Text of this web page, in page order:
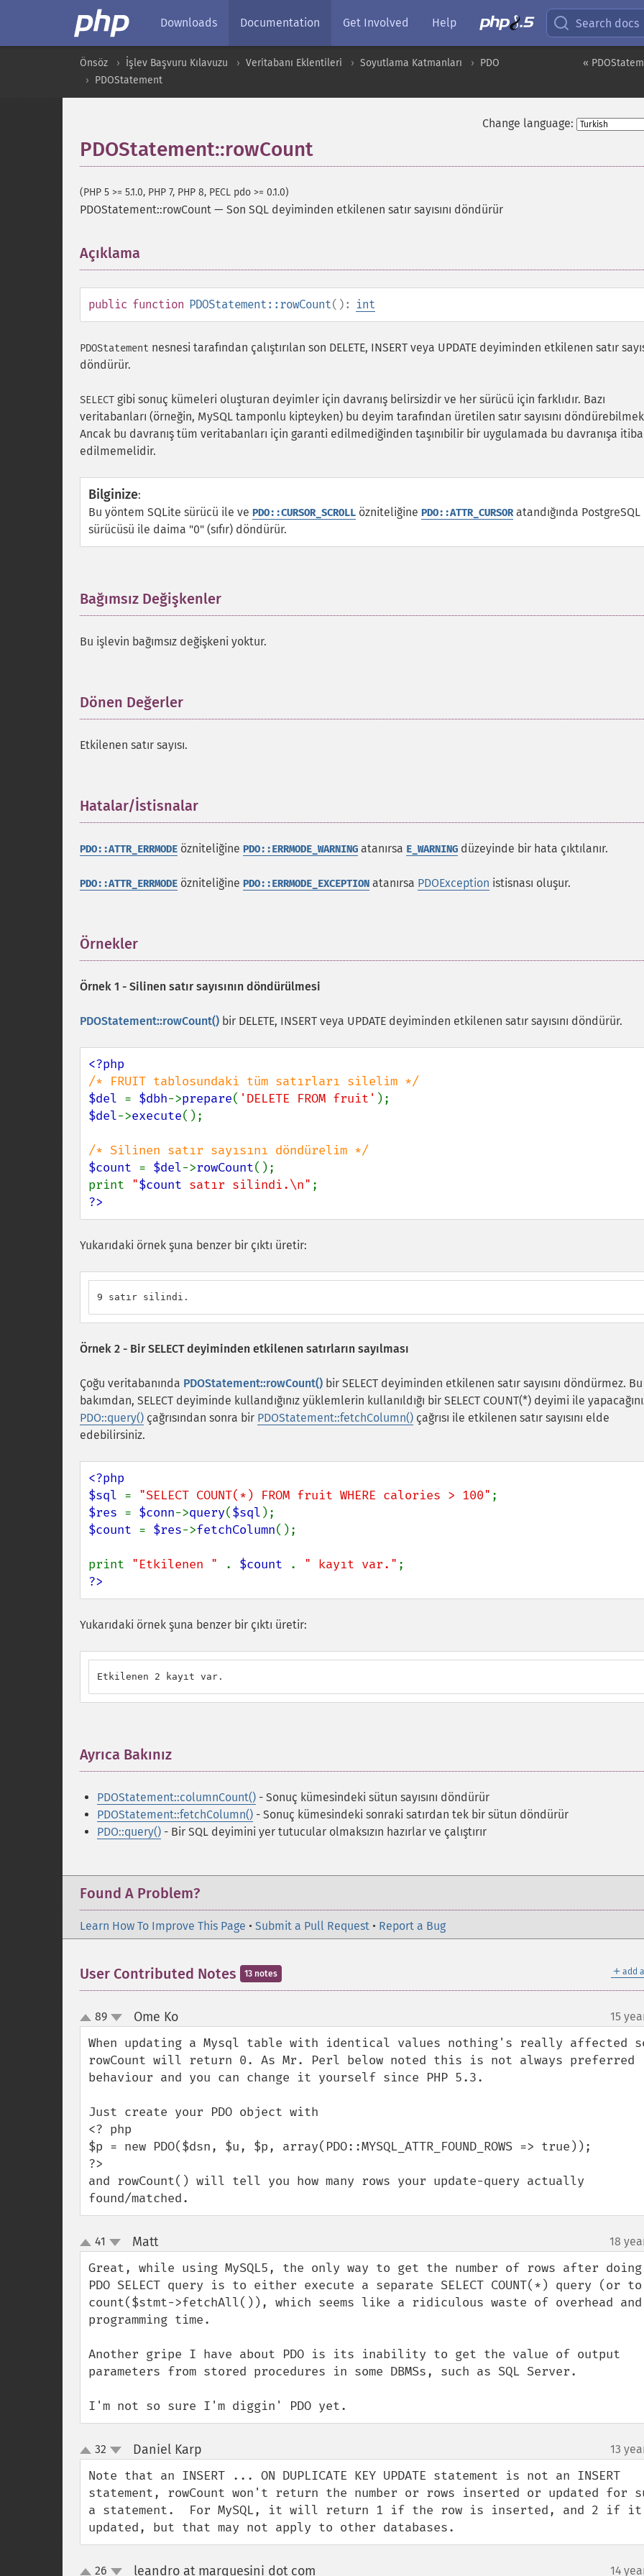
Downloads Documentation Get Involved Help Search docs
«
Önsöz İşlev Başvuru Kılavuzu Veritabanı Eklentileri Soyutlama Katmanları
PDO
PDOStatement
Change language:
PDOStatement::rowCount
(PHP 5 >= 5.1.0, PHP 7, PHP 8, PECL pdo >= 0.1.0)
PDOStatement::rowCount — Son SQL deyiminden etkilenen satır sayısını döndürür
Açıklama
public function PDOStatement::rowCount(): int
PDOStatement nesnesi tarafından çalıştırılan son DELETE, INSERT veya UPDATE deyiminden etkilenen satır
döndürür.
SELECT gibi sonuç kümeleri oluşturan deyimler için davranış belirsizdir ve her sürücü için farklıdır. Bazı
veritabanları (örneğin, MySQL tamponlu kipteyken) bu deyim tarafından üretilen satır sayısını
Ancak bu davranış tüm veritabanları için garanti edilmediğinden taşınıbilir bir uygulamada bu davranışa
edilmemelidir.
Bilginize:
Bu yöntem SQLite sürücü ile ve PDO::CURSOR_SCROLL özniteliğine PDO::ATTR_CURSORatandığında PostgreSQL
sürücüsü ile daima "0" (sıfır) döndürür.
Bağımsız Değişkenler
Bu işlevin bağımsız değişkeni yoktur.
Dönen Değerler
Etkilenen satır sayısı.
Hatalar/İstisnalar
PDO::ATTR_ERRMODE özniteliğine PDO::ERRMODE_WARNING atanırsa E_WARNING düzeyinde bir hata çıktılanır.
PDO::ATTR_ERRMODE özniteliğine PDO::ERRMODE_EXCEPTION atanırsa PDOException istisnası oluşur.
Örnekler
Örnek 1 - Silinen satır sayısının döndürülmesi
PDOStatement::rowCount() bir DELETE, INSERT veya UPDATE deyiminden etkilenen satır sayısını döndürür.
$del = $dbh->prepare( 'DELETE FROM fruit'
$del->execute();
$count = $del->rowCount();
print "$count satır silindi.\n"
?>
Yukarıdaki örnek şuna benzer bir çıktı üretir:
9 satır silindi.
Örnek 2 - Bir SELECT deyiminden etkilenen satırların sayılması
Çoğu veritabanında PDOStatement::rowCount() bir SELECT deyiminden etkilenen satır sayısını döndürmez. Bu
bakımdan, SELECT deyiminde kullandığınız yüklemlerin kullanıldığı bir SELECT COUNT(*) deyimi ile
PDO::query() çağrısından sonra bir PDOStatement::fetchColumn() çağrısı ile etkilenen satır sayısını elde
edebilirsiniz.
<?php
$sql = "SELECT COUNT(*) FROM fruit WHERE calories > 100"
$res = $conn->query($sql
$count = $res->fetchColumn();
print "Etkilenen " . $count . " kayıt var."
?>
Yukarıdaki örnek şuna benzer bir çıktı üretir:
Etkilenen 2 kayıt var.
Ayrıca Bakınız
PDOStatement::columnCount() - Sonuç kümesindeki sütun sayısını döndürür
PDOStatement::fetchColumn() - Sonuç kümesindeki sonraki satırdan tek bir sütun döndürür
PDO::query() - Bir SQL deyimini yer tutucular olmaksızın hazırlar ve çalıştırır
Found A Problem?
Learn How To Improve This Page • Submit a Pull Request • Report a Bug
＋ add
User Contributed Notes 13 notes
up
down
89 Ome Ko¶ 15
When updating a Mysql table with identical values nothing's really affected
rowCount will return 0. As Mr. Perl below noted this is not always preferred
behaviour and you can change it yourself since PHP 5.3.
Just create your PDO object with
<? php
$p = new PDO($dsn, $u, $p, array(PDO::MYSQL_ATTR_FOUND_ROWS => true));
?>
and rowCount() will tell you how many rows your update-query actually
found/matched.
up
down
41 Matt¶ 18
Great, while using MySQL5, the only way to get the number of rows after
PDO SELECT query is to either execute a separate SELECT COUNT(*) query (or
count($stmt->fetchAll()), which seems like a ridiculous waste of overhead and
programming time.
Another gripe I have about PDO is its inability to get the value of output
parameters from stored procedures in some DBMSs, such as SQL Server.
I'm not so sure I'm diggin' PDO yet.
up
down
32 Daniel Karp 13
Note that an INSERT ... ON DUPLICATE KEY UPDATE statement is not an INSERT
statement, rowCount won't return the number or rows inserted or updated for
a statement.  For MySQL, it will return 1 if the row is inserted, and 2 if
updated, but that may not apply to other databases.
26 leandro at marquesini dot com 14